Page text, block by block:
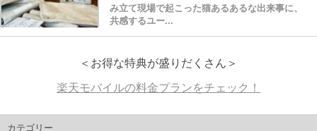
「もう完成でいいよね？」キャットタワーの組
み立て現場で起こった猫あるあるな出来事に、
共感するユー...